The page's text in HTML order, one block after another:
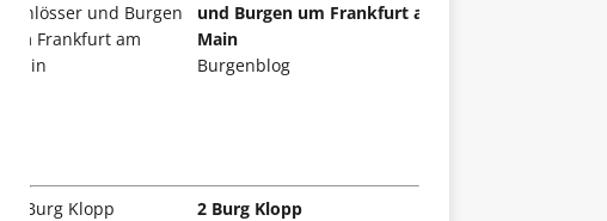
und Burgen um Frankfurt am
Main
Burgenblog
2 Burg Klopp